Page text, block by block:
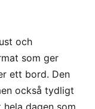
och
som ger
ett bord. Den
också tydligt
dagen som